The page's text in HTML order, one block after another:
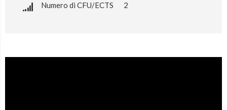
Numero di CFU/ECTS 2